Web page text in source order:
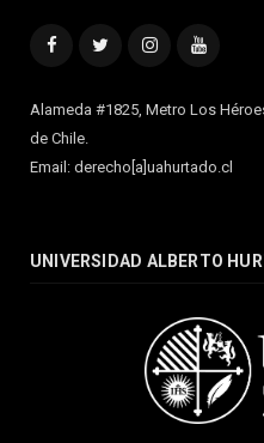
FacebookTwitterInstagramYouTube
Alameda #1825, Metro Los
de Chile.
Email: derecho[a]uahurtado.cl
UNIVERSIDAD ALBERTO